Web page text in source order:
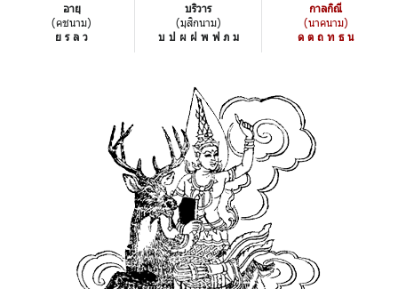
อายุ
(คชนาม)
ย ร ล ว
บริวาร
(มุสิกนาม)
บ ป ผ ฝ พ ฟ ภ ม
กาลกิณี
(นาคนาม)
ด ต ถ ท ธ น